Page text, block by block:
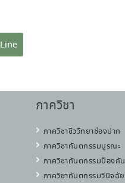
Line
ภาควิชา
ภาควิชาชีววิทยาช่องปาก
ภาควิชาทันตกรรมบูรณะ
ภาควิชาทันตกรรมป้องกัน
ภาควิชาทันตกรรมวินิจฉัย